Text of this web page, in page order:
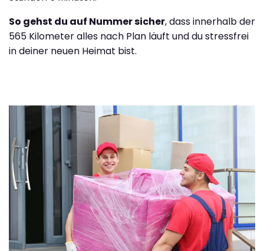
So gehst du auf Nummer sicher, dass innerhalb der
565 Kilometer alles nach Plan läuft und du stressfrei
in deiner neuen Heimat bist.